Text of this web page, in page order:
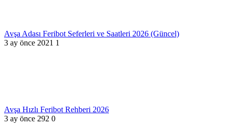
Avşa Adası Feribot Seferleri ve Saatleri 2026 (Güncel)
3 ay önce 2021 1
Avşa Hızlı Feribot Rehberi 2026
3 ay önce 292 0